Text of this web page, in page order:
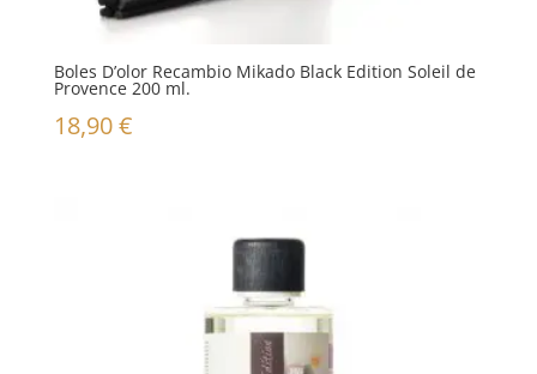
Boles D’olor Recambio Mikado Black Edition Soleil de
Provence 200 ml.
18,90€